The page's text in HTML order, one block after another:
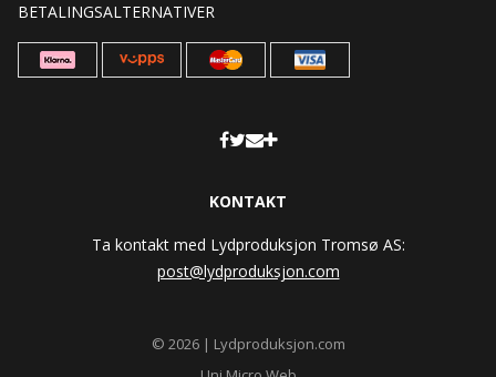
BETALINGSALTERNATIVER
KONTAKT
Ta kontakt med Lydproduksjon Tromsø AS:
post@lydproduksjon.com
© 2026 | Lydproduksjon.com